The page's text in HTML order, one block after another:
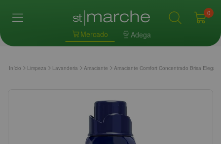
Mercado Adega
0
Início Limpeza Lavanderia Amaciante Amaciante Comfort Concentrado Brisa